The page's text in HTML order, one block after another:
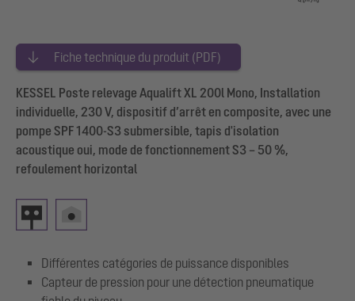
Fiche technique du produit (PDF)
KESSEL Poste relevage Aqualift XL 200l Mono, Installation
individuelle, 230 V, dispositif d’arrêt en composite, avec une
pompe SPF 1400-S3 submersible, tapis d'isolation
acoustique oui, mode de fonctionnement S3 – 50 %,
refoulement horizontal
Différentes catégories de puissance disponibles
Capteur de pression pour une détection pneumatique